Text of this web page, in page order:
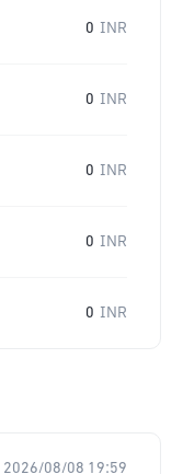
0 INR
0 INR
0 INR
0 INR
0 INR
2026/08/08 19:59